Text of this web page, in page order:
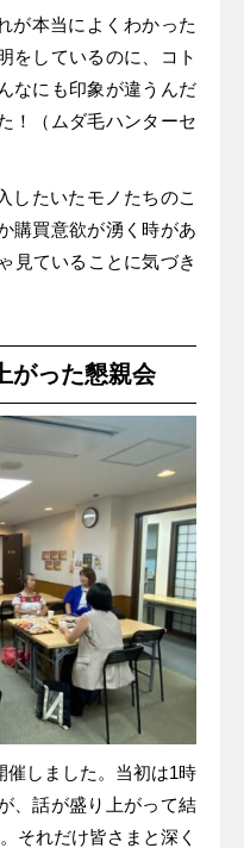
が本当によくわかった
をしているのに、コト
なにも印象が違うんだ
！（ムダ毛ハンターセ
したいたモノたちのこ
購買意欲が湧く時があ
見ていることに気づき
がった懇親会
催しました。当初は1時
、話が盛り上がって結
それだけ皆さまと深く